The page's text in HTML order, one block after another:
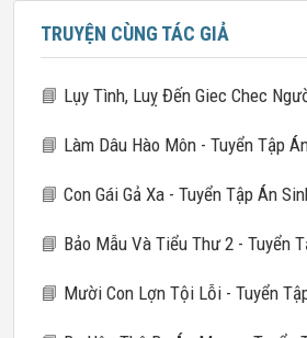
TRUYỆN CÙNG TÁC GIẢ
📘 Lụy Tình, Luỵ Đến Giec Chec Người Tình -
📘 Làm Dâu Hào Môn - Tuyển Tập
📘 Con Gái Gả Xa - Tuyển Tập Án
📘 Bảo Mẫu Và Tiểu Thư 2 - Tuyển
📘 Mười Con Lợn Tội Lỗi - Tuyển